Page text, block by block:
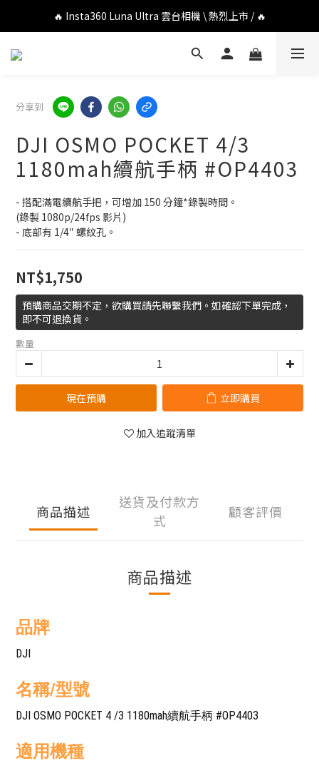
🔥 DJI OSMO POCKET 4P 口袋相機 \ 熱烈上市 / 🔥
🔥 Insta360 Luna Ultra 雲台相機 \ 熱烈上市 / 🔥
🔥 Insta360 GO Ultra Hello Kitty 聯名限定套裝 \ 時尚上市 / 🔥
分享到
DJI OSMO POCKET 4/3
1180mah續航手柄 #OP4403
- 搭配滿電續航手把，可增加 150 分鐘*錄製時間。
(錄製 1080p/24fps 影片)
- 底部有 1/4″ 螺紋孔。
NT$1,750
預購商品交期不定，欲購買請先聯繫我們。如確認下單完成，
即不可退換貨。
數量
現在預購 立即購買
加入追蹤清單
商品描述
送貨及付款方
式
顧客評價
商品描述
品牌
DJI
名稱/型號
DJI OSMO POCKET 4 /3 1180mah續航手柄 #OP4403
適用機種